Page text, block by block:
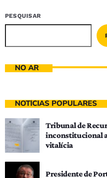
PESQUISAR
NO AR
NOTÍCIAS POPULARES
Tribunal de
inconstitucional
vitalícia
Presidente de